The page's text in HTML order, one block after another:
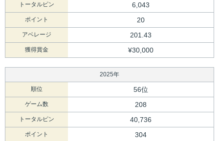
トータルピン 6,043
ポイント 20
アベレージ 201.43
獲得賞金 ¥30,000
2025年
順位 56位
ゲーム数 208
トータルピン 40,736
ポイント 304